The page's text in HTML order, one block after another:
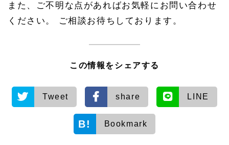
また、ご不明な点があればお気軽にお問い合わせ
ください。 ご相談お待ちしております。
この情報をシェアする
Tweet share LINE
Bookmark